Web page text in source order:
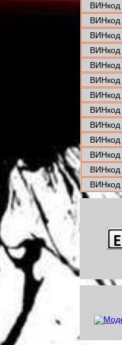
ВИНкод
ВИНкод
ВИНкод
ВИНкод
ВИНкод
ВИНкод
ВИНкод
ВИНкод
ВИНкод
ВИНкод
ВИНкод
ВИНкод
ВИНкод